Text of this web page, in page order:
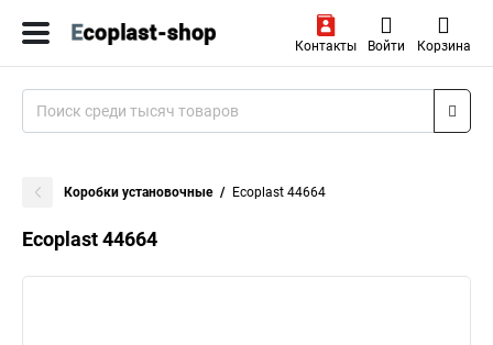
Контакты Войти Корзина
Коробки установочные Ecoplast 44664
Ecoplast 44664